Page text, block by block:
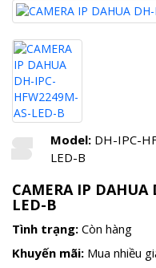
Model: DH-IPC-
LED-B
CAMERA IP DAHUA
LED-B
Tình trạng: Còn hàng
Khuyến mãi: Mua nhiều